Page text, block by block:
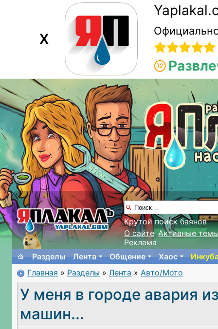
X
Крутой поиск баянов
О сайте Активные
Реклама
Разделы
Лента Общение Хаос
Главная » Разделы » Лента » Авто/Мото
У меня в городе авария
машин...